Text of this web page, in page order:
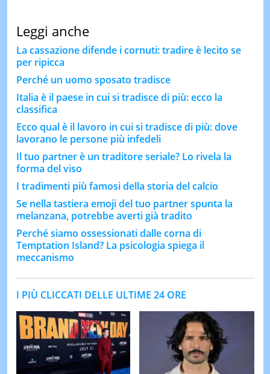
Leggi anche
La cassazione difende i cornuti: tradire è lecito se
per ripicca
Perché un uomo sposato tradisce
Italia è il paese in cui si tradisce di più: ecco la
classifica
Ecco qual è il lavoro in cui si tradisce di più: dove
lavorano le persone più infedeli
Il tuo partner è un traditore seriale? Lo rivela la
forma del viso
I tradimenti più famosi della storia del calcio
Se nella tastiera emoji del tuo partner spunta la
melanzana, potrebbe averti già tradito
Perché siamo ossessionati dalle corna di
Temptation Island? La psicologia spiega il
meccanismo
I PIÙ CLICCATI DELLE ULTIME 24 ORE